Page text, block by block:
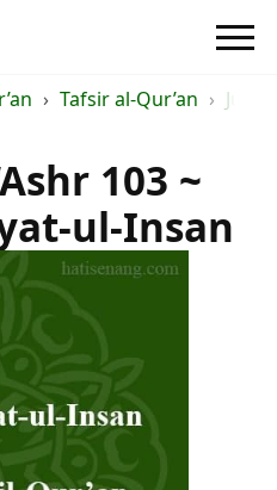
Tafsir al-Qur’an
103 ~
ul-Insan